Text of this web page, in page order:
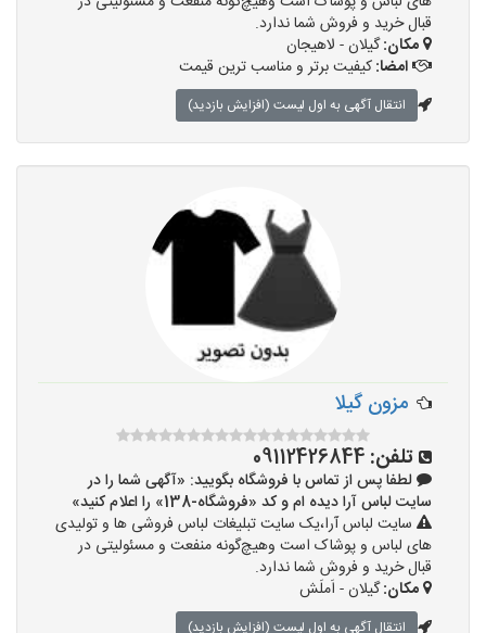
قبال خرید و فروش شما ندارد.
مکان:گیلان - لاهیجان
امضا:کیفیت برتر و مناسب ترین قیمت
انتقال آگهی به اول لیست (افزایش بازدید)
مزون گیلا
تلفن: 09112426844
لطفا پس از تماس با فروشگاه بگویید: «آگهی شما را در
سایت لباس آرا دیده ام و کد «فروشگاه-138» را اعلام کنید»
سایت لباس آرا،یک سایت تبلیغات لباس فروشی ها و تولیدی
های لباس و پوشاک است وهیچ‌گونه منفعت و مسئولیتی در
قبال خرید و فروش شما ندارد.
مکان:گیلان - اَملَش
انتقال آگهی به اول لیست (افزایش بازدید)